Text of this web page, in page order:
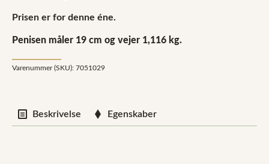
Prisen er for denne éne.
Penisen måler 19 cm og vejer 1,116 kg.
Varenummer (SKU): 7051029
Beskrivelse Egenskaber